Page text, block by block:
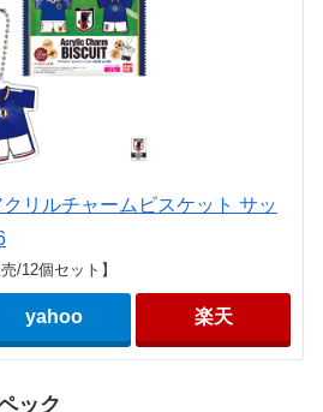
リルチャームビスケット サッ
/12個セット】
yahoo 楽天
ック